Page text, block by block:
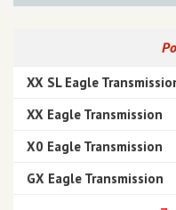
XX SL Eagle
XX Eagle Transmission
X0 Eagle Transmission
GX Eagle Transmission